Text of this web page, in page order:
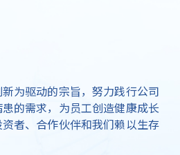
为驱动的宗旨，努力践行公司
的需求，为员工创造健康成长
者、合作伙伴和我们赖以生存